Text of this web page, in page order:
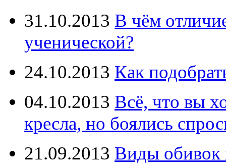
31.10.2013 В чём
ученической?
24.10.2013 Как
04.10.2013 Всё, что вы
кресла, но боялись
21.09.2013 Виды обивок